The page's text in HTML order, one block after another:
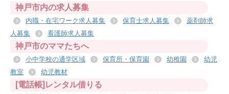
神戸市内の求人募集
内職・在宅ワーク求人募集 保育士求人募集
薬剤師求
人募集
看護師求人募集
神戸市のママたちへ
小中学校の通学区域 保育所・保育園 幼稚園
幼児
教室
幼児教材
[電話帳]レンタル借りる